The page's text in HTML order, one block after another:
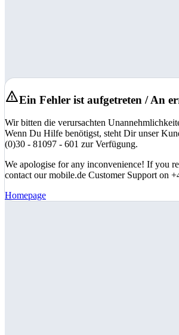
Ein Fehler ist aufgetreten / An
Wir bitten die verursachten
Wenn Du Hilfe benötigst, steht Dir unser
(0)30 - 81097 - 601 zur Verfügung.
We apologise for any inconvenience! If you
contact our mobile.de Customer Support on
Homepage